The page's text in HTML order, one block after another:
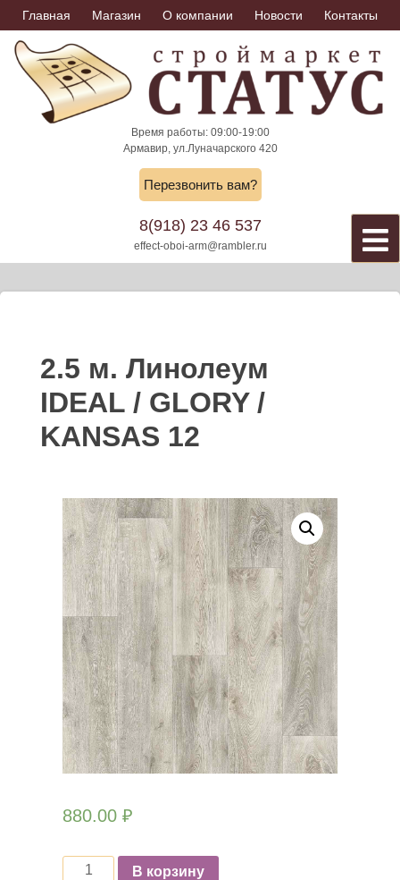
Skip
to
content
Главная Магазин О компании Новости Контакты
Время работы: 09:00-19:00
Армавир, ул.Луначарского 420
Перезвонить вам?
8(918) 23 46 537
effect-oboi-arm@rambler.ru
2.5 м. Линолеум
IDEAL / GLORY /
KANSAS 12
880.00 ₽
КоличествоВ корзину